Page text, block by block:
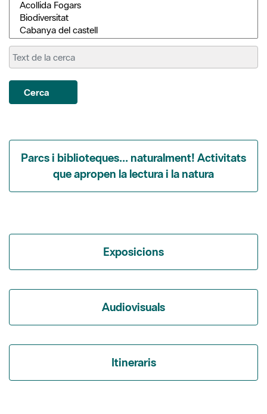
Cerca
Parcs i biblioteques... naturalment! Activitats
que apropen la lectura i la natura
Exposicions
Audiovisuals
Itineraris